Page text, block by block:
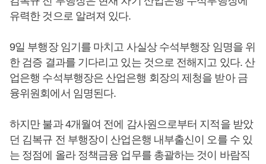
유력한 것으로 알려져 있다.
9일 부행장 임기를 마치고 사실상 수석부행장 임명을 위
한 검증 결과를 기다리고 있는 것으로 전해지고 있다. 산
업은행 수석부행장은 산업은행 회장의 제청을 받아 금
융위원회에서 임명된다.
하지만 불과 4개월여 전에 감사원으로부터 지적을 받았
던 김복규 전 부행장이 산업은행 내부출신이 오를 수 있
는 정점에 올라 정책금융 업무를 총괄하는 것이 바람직